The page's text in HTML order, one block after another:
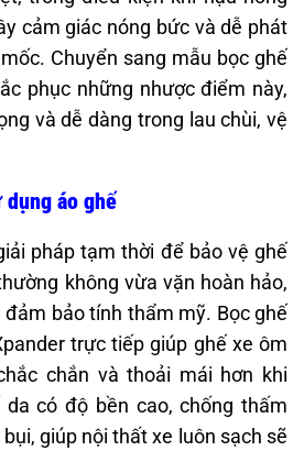
cảm giác nóng bức và dễ phát
Chuyển sang mẫu bọc ghế
phục những nhược điểm này,
và dễ dàng trong lau chùi, vệ
dụng áo ghế
pháp tạm thời để bảo vệ ghế
không vừa vặn hoàn hảo,
đảm bảo tính thẩm mỹ. Bọc ghế
trực tiếp giúp ghế xe ôm
chắn và thoải mái hơn khi
da có độ bền cao, chống thấm
giúp nội thất xe luôn sạch sẽ